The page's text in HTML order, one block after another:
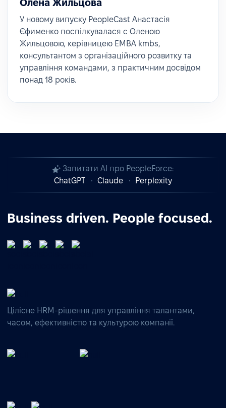
Олена Жильцова
У новому випуску PeopleCast Анастасія
Єфименко поспілкувалася c Оленою
Жильцовою, керівницею EMBA kmbs,
консультантом з організаційного розвитку та
управління командами, з практичним досвідом
понад 18 років.
Запитати AI про PeopleForce:
ChatGPT
Claude Perplexity
Business driven. People focused.
Цілісне HRM-рішення для управління талантами,
часом, ефективністю та культурою компанії.